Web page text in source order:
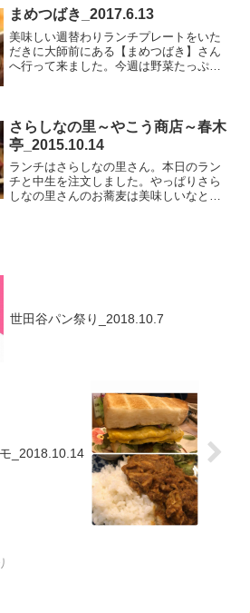
スは8席。ドリンクや軽食などがありまし
た。実際に電車を動かして...
まめつばき_2017.6.13
美味しい週替わりランチプレートをいた
だきに大師前にある【まめつばき】さん
へ行って来ました。今週は野菜たっぷり
たです✨とりもなかアイス...
さらしなの里～やこう商店～春木
亭_2015.10.14
ランチはさらしなの里さん。本日のラン
チと中生を注文しました。やっぱりさら
しなの里さんのお蕎麦は美味しいなと改
世田谷パン祭り_2018.10.7
_2018.10.14